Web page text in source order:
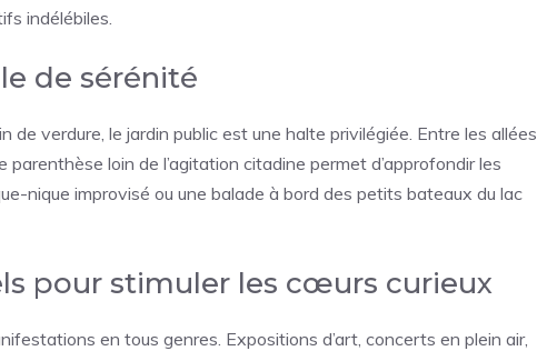
indélébiles.
de sérénité
de verdure, le jardin public est une halte privilégiée. Entre les allées
parenthèse loin de l’agitation citadine permet d’approfondir les
nique improvisé ou une balade à bord des petits bateaux du lac
pour stimuler les cœurs curieux
en tous genres. Expositions d’art, concerts en plein air,